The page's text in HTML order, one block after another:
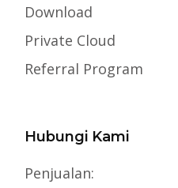
Download
Private Cloud
Referral Program
Hubungi Kami
Penjualan: